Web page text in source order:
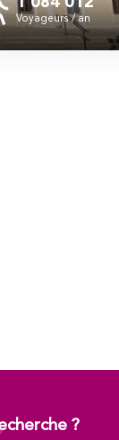
Voyageurs / an
?